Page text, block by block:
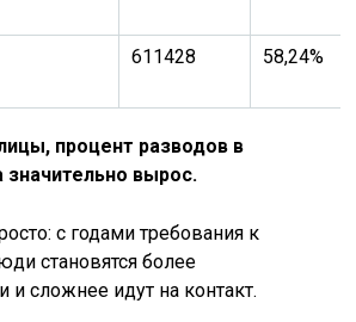
611428 58,24%
процент разводов в
значительно вырос.
с годами требования к
становятся более
и сложнее идут на контакт.